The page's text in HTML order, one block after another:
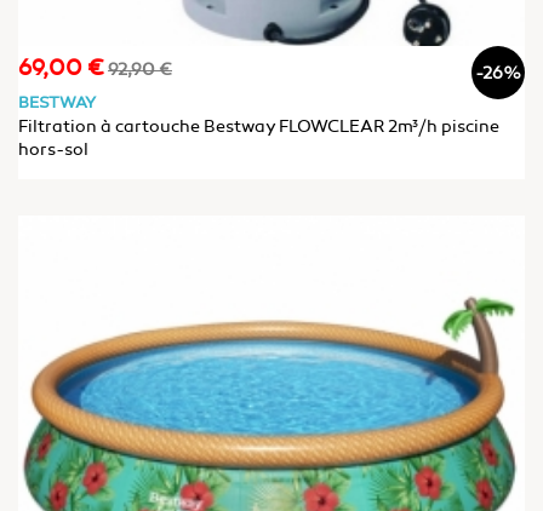
Prix
69,00 €Prix
92,90 € -26%
BESTWAY
Filtration à cartouche Bestway FLOWCLEAR 2m³/h piscine
hors-sol